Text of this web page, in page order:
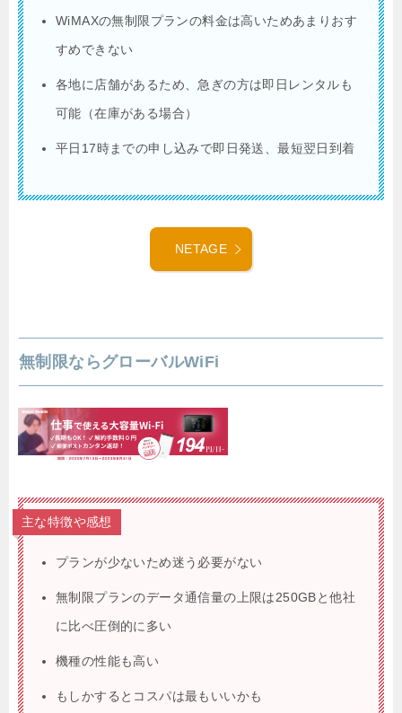
WiMAXの無制限プランの料金は高いためあまりおす
すめできない
各地に店舗があるため、急ぎの方は即日レンタルも
可能（在庫がある場合）
平日17時までの申し込みで即日発送、最短翌日到着
NETAGE
無制限ならグローバルWiFi
主な特徴や感想
プランが少ないため迷う必要がない
無制限プランのデータ通信量の上限は250GBと他社
に比べ圧倒的に多い
機種の性能も高い
もしかするとコスパは最もいいかも